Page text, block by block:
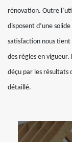
rénovation. Outre
disposent d’une
satisfaction nous
des règles en
déçu par les résultats
détaillé.